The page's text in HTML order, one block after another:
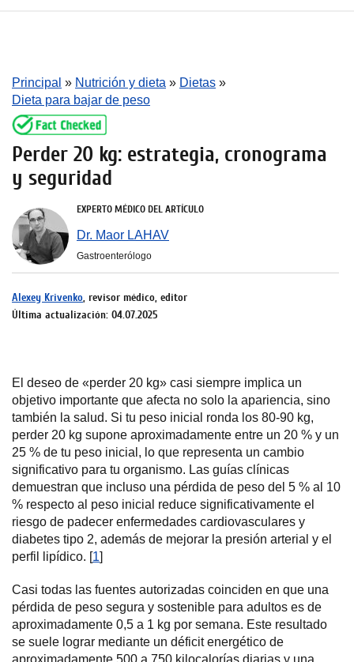
Principal » Nutrición y dieta » Dietas »
Dieta para bajar de peso
Perder 20 kg: estrategia, cronograma
y seguridad
EXPERTO MÉDICO DEL ARTÍCULO
Dr. Maor LAHAV
Gastroenterólogo
Alexey Krivenko, revisor médico, editor
Última actualización: 04.07.2025
El deseo de «perder 20 kg» casi siempre implica un
objetivo importante que afecta no solo la apariencia, sino
también la salud. Si tu peso inicial ronda los 80-90 kg,
perder 20 kg supone aproximadamente entre un 20 % y un
25 % de tu peso inicial, lo que representa un cambio
significativo para tu organismo. Las guías clínicas
demuestran que incluso una pérdida de peso del 5 % al 10
% respecto al peso inicial reduce significativamente el
riesgo de padecer enfermedades cardiovasculares y
diabetes tipo 2, además de mejorar la presión arterial y el
perfil lipídico. [1]
Casi todas las fuentes autorizadas coinciden en que una
pérdida de peso segura y sostenible para adultos es de
aproximadamente 0,5 a 1 kg por semana. Este resultado
se suele lograr mediante un déficit energético de
aproximadamente 500 a 750 kilocalorías diarias y una